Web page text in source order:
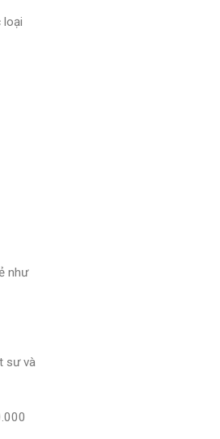
loại
như
sư và